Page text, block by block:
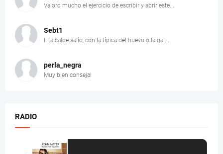
Valoro mucho el ejercicio de escribir y abrir este...
Sebt1
El alcalde salío, con la típica del huevo o la gal...
perla_negra
Muy bien consejal
RADIO